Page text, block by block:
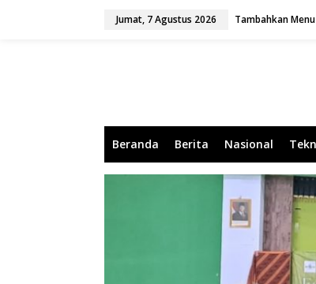
Jumat, 7 Agustus 2026 Tambahkan Menu
Beranda Berita Nasional